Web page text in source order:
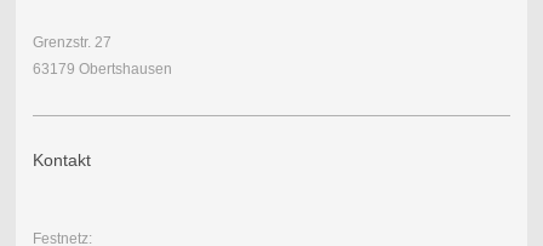
Grenzstr. 27
63179 Obertshausen
Kontakt
Festnetz: